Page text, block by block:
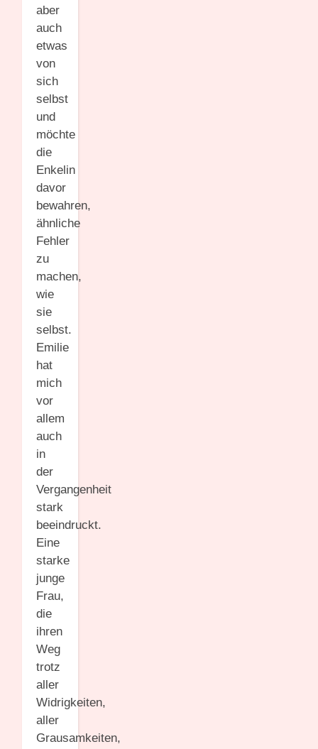
aber
auch
etwas
von
sich
selbst
und
möchte
die
Enkelin
davor
bewahren,
ähnliche
Fehler
zu
machen,
wie
sie
selbst.
Emilie
hat
mich
vor
allem
auch
in
der
Vergangenheit
stark
beeindruckt.
Eine
starke
junge
Frau,
die
ihren
Weg
trotz
aller
Widrigkeiten,
aller
Grausamkeiten,